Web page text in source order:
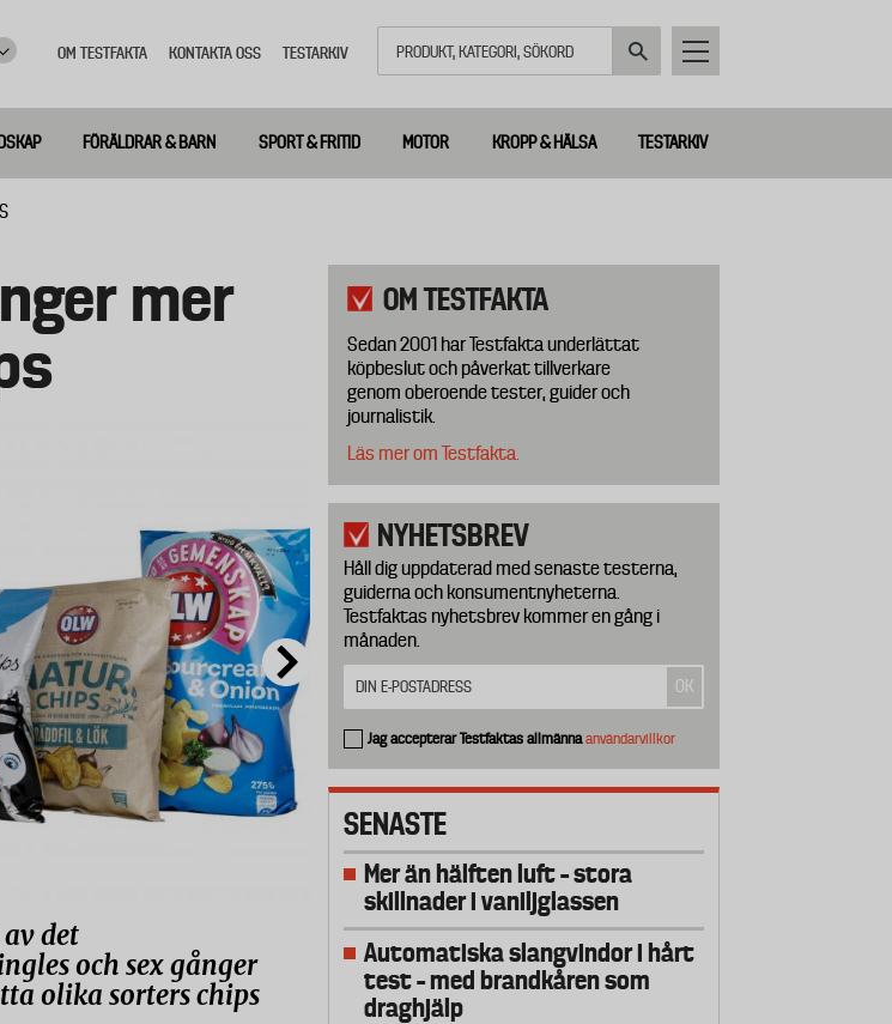
meny
OM TESTFAKTA KONTAKTA OSS TESTARKIV
FÖRÄLDRAR & BARN SPORT & FRITID MOTOR KROPP & HÄLSA TESTARKIV
mer
det
och sex gånger
olika sorters chips
OM TESTFAKTA
Sedan 2001 har Testfakta underlättat
köpbeslut och påverkat tillverkare
genom oberoende tester, guider och
journalistik.
Läs mer om Testfakta.
NYHETSBREV
Håll dig uppdaterad med senaste testerna,
guiderna och konsumentnyheterna.
Testfaktas nyhetsbrev kommer en gång i
månaden.
Jag accepterar Testfaktas allmännaanvändarvillkor
SENASTE
Mer än hälften luft – stora
skillnader i vaniljglassen
Automatiska slangvindor i hårt
test – med brandkåren som
draghjälp